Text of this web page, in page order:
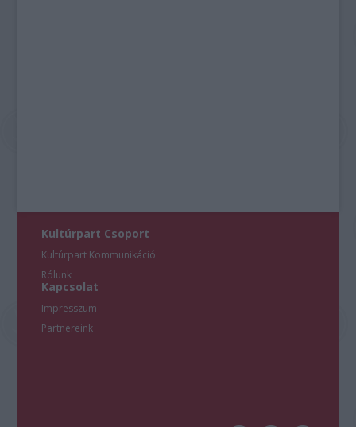
Kultúrpart Csoport
Kultúrpart Kommunikáció
Rólunk
Kapcsolat
Impresszum
Partnereink